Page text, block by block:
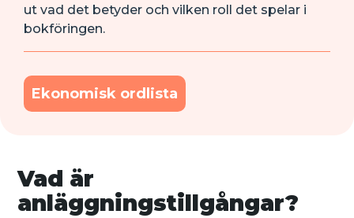
ut vad det betyder och vilken roll det spelar i
bokföringen.
Ekonomisk ordlista
Vad är
anläggningstillgångar?